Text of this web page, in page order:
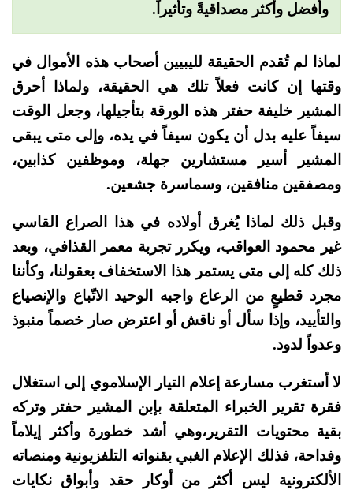
وأفضل وأكثر مصداقيةً وتأثيراً.
لماذا لم تُقدم الحقيقة لليبيين أصحاب هذه الأموال في
وقتها إن كانت فعلاً تلك هي الحقيقة، ولماذا أحرق
المشير خليفة حفتر هذه الورقة بتأجيلها، وجعل الوقت
سيفاً عليه بدل أن يكون سيفاً في يده، وإلى متى يبقى
المشير أسير مستشارين جهلة، وموظفين كذابين،
ومصفقين منافقين، وسماسرة جشعين.
وقبل ذلك لماذا يُغرق أولاده في هذا الصراع القاسي
غير محمود العواقب، ويكرر تجربة معمر القذافي، وبعد
ذلك كله إلى متى يستمر هذا الاستخفاف بعقولنا، وكأننا
مجرد قطيعٍ من الرعاع واجبه الوحيد الاتّباع والإنصياع
والتأييد، وإذا سأل أو ناقش أو اعترض صار خصماً منبوذ
وعدواً لدود.
لا أستغرب مسارعة إعلام التيار الإسلاموي إلى استغلال
فقرة تقرير الخبراء المتعلقة بإبن المشير حفتر وتركه
بقية محتويات التقرير،وهي أشد خطورة وأكثر إيلاماً
وفداحة، فذلك الإعلام الغبي بقنواته التلفزيونية ومنصاته
الألكترونية ليس أكثر من أوكار حقد وأبواق نكايات